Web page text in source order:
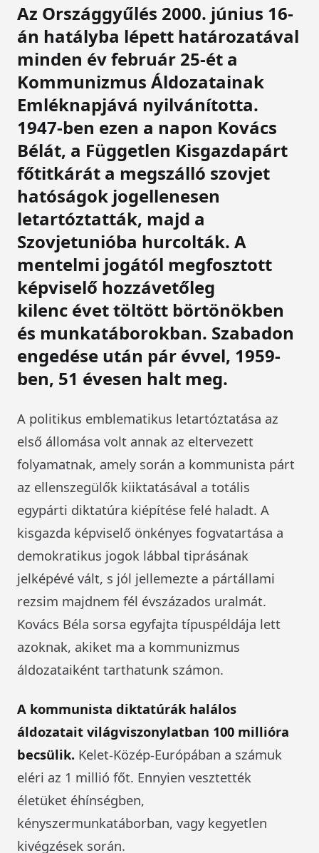
Az Országgyűlés 2000. június 16-
án hatályba lépett határozatával
minden év február 25-ét a
Kommunizmus Áldozatainak
Emléknapjává nyilvánította.
1947-ben ezen a napon Kovács
Bélát, a Független Kisgazdapárt
főtitkárát a megszálló szovjet
hatóságok jogellenesen
letartóztatták, majd a
Szovjetunióba hurcolták. A
mentelmi jogától megfosztott
képviselő hozzávetőleg
kilenc évet töltött börtönökben
és munkatáborokban. Szabadon
engedése után pár évvel, 1959-
ben, 51 évesen halt meg.
A politikus emblematikus letartóztatása az
első állomása volt annak az eltervezett
folyamatnak, amely során a kommunista párt
az ellenszegülők kiiktatásával a totális
egypárti diktatúra kiépítése felé haladt. A
kisgazda képviselő önkényes fogvatartása a
demokratikus jogok lábbal tiprásának
jelképévé vált, s jól jellemezte a pártállami
rezsim majdnem fél évszázados uralmát.
Kovács Béla sorsa egyfajta típuspéldája lett
azoknak, akiket ma a kommunizmus
áldozataiként tarthatunk számon.
A kommunista diktatúrák halálos
áldozatait világviszonylatban 100 millióra
becsülik. Kelet-Közép-Európában a számuk
eléri az 1 millió főt. Ennyien vesztették
életüket éhínségben,
kényszermunkatáborban, vagy kegyetlen
kivégzések során.